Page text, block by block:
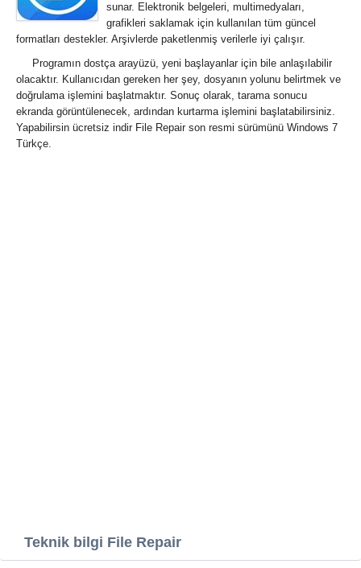
sunar. Elektronik belgeleri, multimedyaları,
grafikleri saklamak için kullanılan tüm güncel
formatları destekler. Arşivlerde paketlenmiş verilerle iyi çalışır.
Programın dostça arayüzü, yeni başlayanlar için bile anlaşılabilir
olacaktır. Kullanıcıdan gereken her şey, dosyanın yolunu belirtmek ve
doğrulama işlemini başlatmaktır. Sonuç olarak, tarama sonucu
ekranda görüntülenecek, ardından kurtarma işlemini başlatabilirsiniz.
Yapabilirsin ücretsiz indir File Repair son resmi sürümünü Windows 7
Türkçe.
Teknik bilgi File Repair